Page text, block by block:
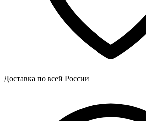
Доставка по всей России